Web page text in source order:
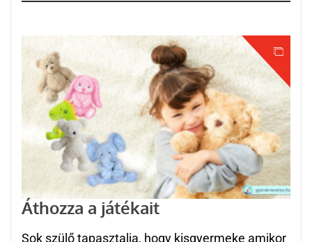
Áthozza a játékait
Sok szülő tapasztalja, hogy kisgyermeke amikor